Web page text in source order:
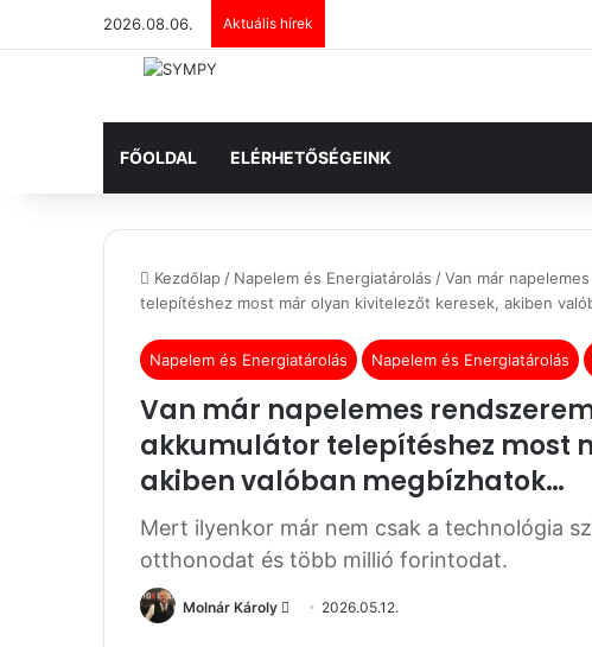
2026.08.06. Aktuális hírek
FŐOLDAL ELÉRHETŐSÉGEINK
Kezdőlap / Napelem és Energiatárolás /Van már
telepítéshez most már olyan kivitelezőt keresek, akiben
Napelem és Energiatárolás Napelem és Energiatárolás
Van már napelemes
akkumulátor telepítéshez most
akiben valóban megbízhatok…
Mert ilyenkor már nem csak a technológia
otthonodat és több millió forintodat.
Molnár Károly 2026.05.12.